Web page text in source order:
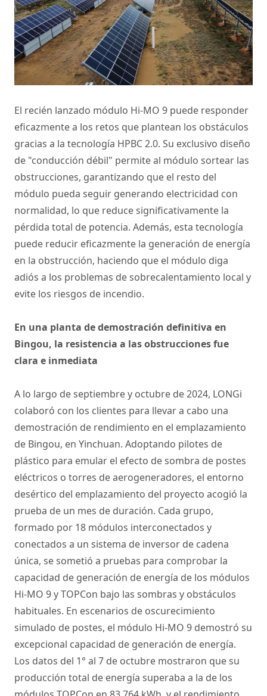
El recién lanzado módulo Hi-MO 9 puede responder
eficazmente a los retos que plantean los obstáculos
gracias a la tecnología HPBC 2.0. Su exclusivo diseño
de "conducción débil" permite al módulo sortear las
obstrucciones, garantizando que el resto del
módulo pueda seguir generando electricidad con
normalidad, lo que reduce significativamente la
pérdida total de potencia. Además, esta tecnología
puede reducir eficazmente la generación de energía
en la obstrucción, haciendo que el módulo diga
adiós a los problemas de sobrecalentamiento local y
evite los riesgos de incendio.
En una planta de demostración definitiva en
Bingou, la resistencia a las obstrucciones fue
clara e inmediata
A lo largo de septiembre y octubre de 2024, LONGi
colaboró con los clientes para llevar a cabo una
demostración de rendimiento en el emplazamiento
de Bingou, en Yinchuan. Adoptando pilotes de
plástico para emular el efecto de sombra de postes
eléctricos o torres de aerogeneradores, el entorno
desértico del emplazamiento del proyecto acogió la
prueba de un mes de duración. Cada grupo,
formado por 18 módulos interconectados y
conectados a un sistema de inversor de cadena
única, se sometió a pruebas para comprobar la
capacidad de generación de energía de los módulos
Hi-MO 9y TOPCon bajo las sombras y obstáculos
habituales. En escenarios de oscurecimiento
simulado de postes, el módulo Hi-MO 9 demostró su
excepcional capacidad de generación de energía.
Los datos del 1° al 7 de octubre mostraron que su
producción total de energía superaba a la de los